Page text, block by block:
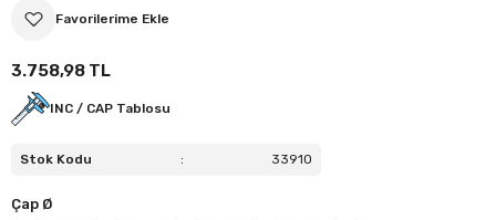
Vanaları
Su Vanaları
Küresel Asit Vanaları
3.758,98 TL
INC / CAP Tablosu
Stok Kodu : 33910
Çap Ø